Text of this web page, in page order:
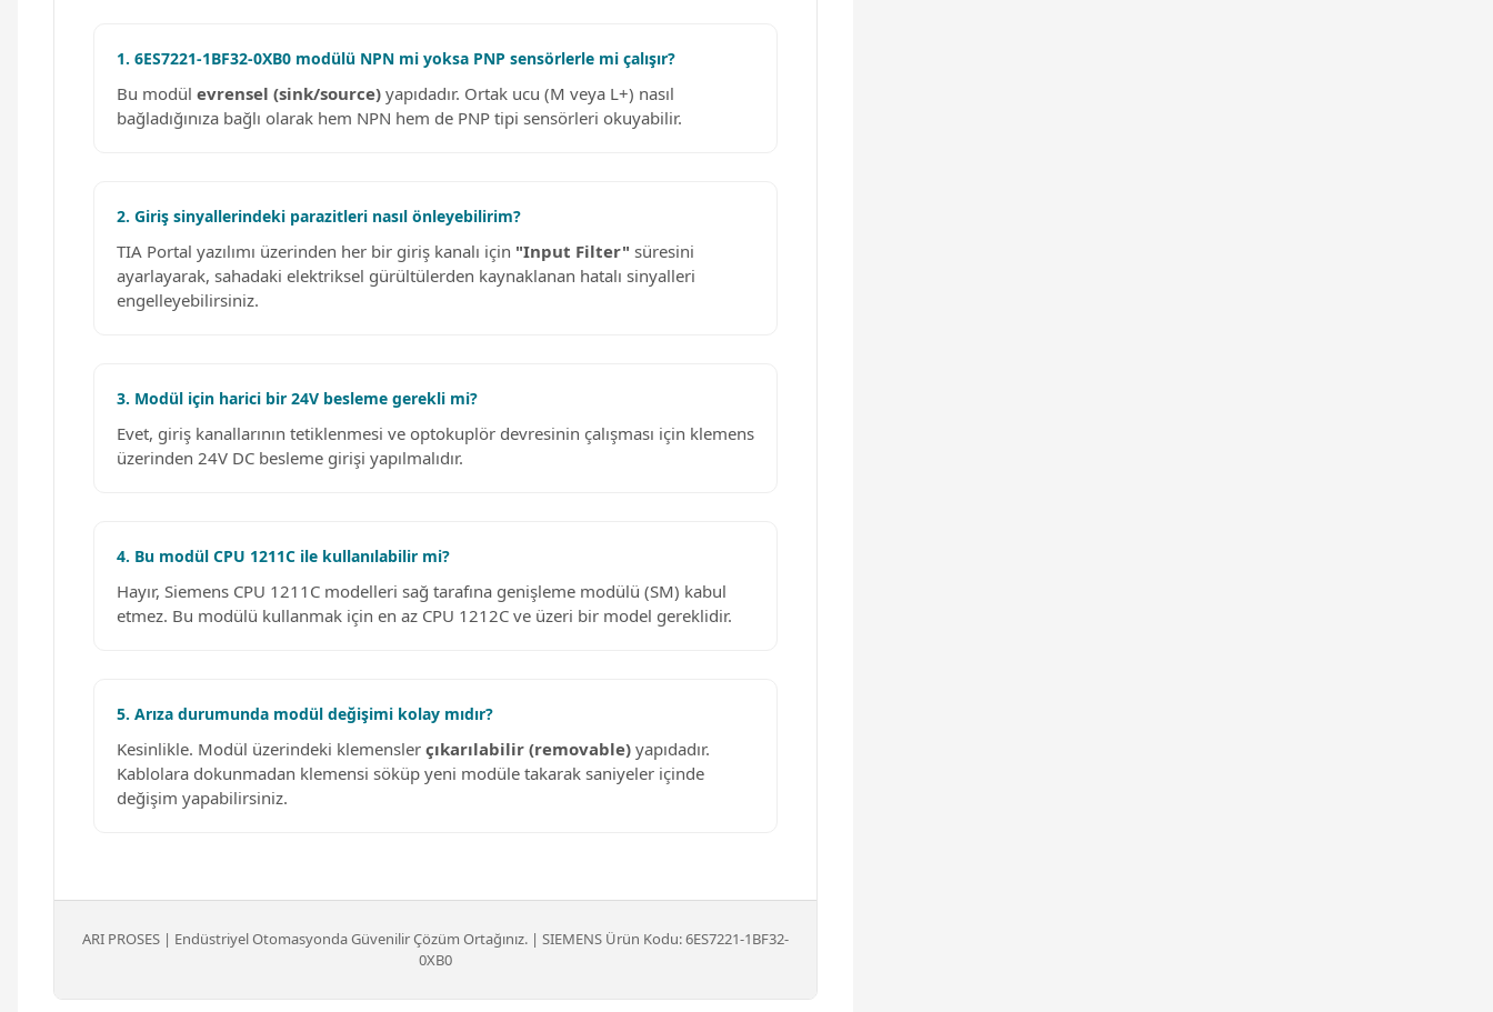
1. 6ES7221-1BF32-0XB0 modülü NPN mi yoksa PNP sensörlerle mi çalışır?
Bu modül evrensel (sink/source) yapıdadır. Ortak ucu (M veya L+) nasıl
bağladığınıza bağlı olarak hem NPN hem de PNP tipi sensörleri okuyabilir.
2. Giriş sinyallerindeki parazitleri nasıl önleyebilirim?
TIA Portal yazılımı üzerinden her bir giriş kanalı için "Input Filter" süresini
ayarlayarak, sahadaki elektriksel gürültülerden kaynaklanan hatalı sinyalleri
engelleyebilirsiniz.
3. Modül için harici bir 24V besleme gerekli mi?
Evet, giriş kanallarının tetiklenmesi ve optokuplör devresinin çalışması için klemens
üzerinden 24V DC besleme girişi yapılmalıdır.
4. Bu modül CPU 1211C ile kullanılabilir mi?
Hayır, Siemens CPU 1211C modelleri sağ tarafına genişleme modülü (SM) kabul
etmez. Bu modülü kullanmak için en az CPU 1212C ve üzeri bir model gereklidir.
5. Arıza durumunda modül değişimi kolay mıdır?
Kesinlikle. Modül üzerindeki klemensler çıkarılabilir (removable) yapıdadır.
Kablolara dokunmadan klemensi söküp yeni modüle takarak saniyeler içinde
değişim yapabilirsiniz.
ARI PROSES | Endüstriyel Otomasyonda Güvenilir Çözüm Ortağınız. | SIEMENS Ürün Kodu: 6ES7221-1BF32-
0XB0